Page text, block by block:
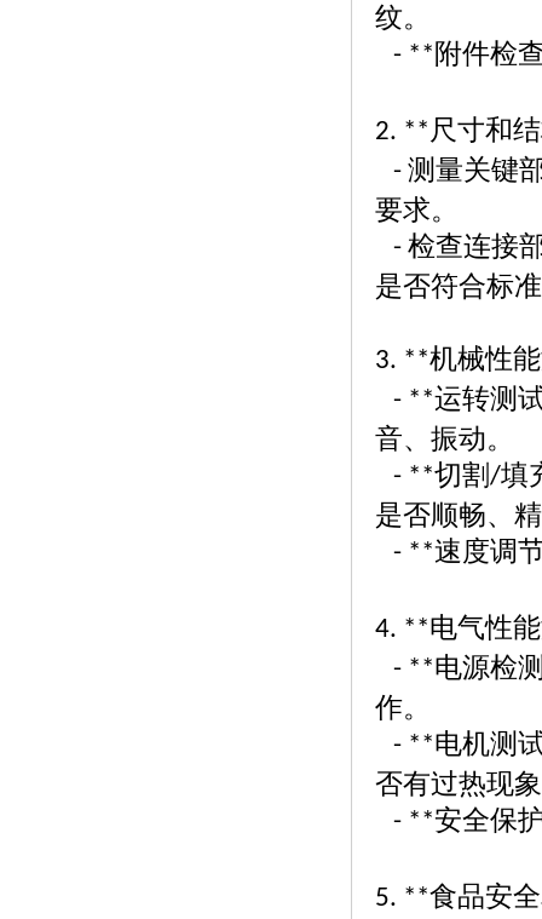
纹。
- **附件检
2. ** 尺寸和
- 测量关键
要求。
- 检查连接
是否符合标
3. **机械性
- **运转测
音、振动。
- **切割 /填
是否顺畅、
- **速度调
4. **电气性
- **电源检
作。
- **电机测
否有过热现
- **安全保
5. **食品安